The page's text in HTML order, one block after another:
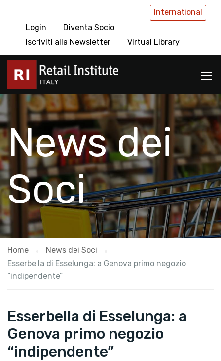
International
Login
Diventa Socio
Iscriviti alla Newsletter
Virtual Library
News dei
Soci
Home
News dei Soci
Esserbella di Esselunga: a Genova primo negozio
“indipendente”
Esserbella di Esselunga: a
Genova primo negozio
“indipendente”